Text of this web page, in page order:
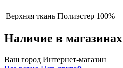
Верхняя ткань Полиэстер 100%
Наличие в магазинах
Ваш город Интернет-магазин